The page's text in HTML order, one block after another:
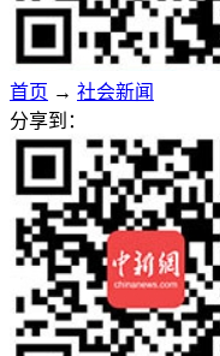
首页 → 社会新闻
分享到：